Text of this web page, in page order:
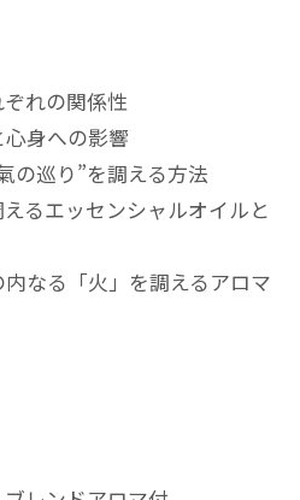
れの関係性
心身への影響
の巡り”を調える方法
るエッセンシャルオイルと
なる「火」を調えるアロマ